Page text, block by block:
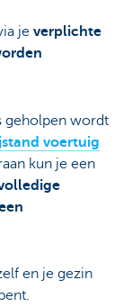
je verplichte
geholpen wordt
voertuig
kun je een
en je gezin